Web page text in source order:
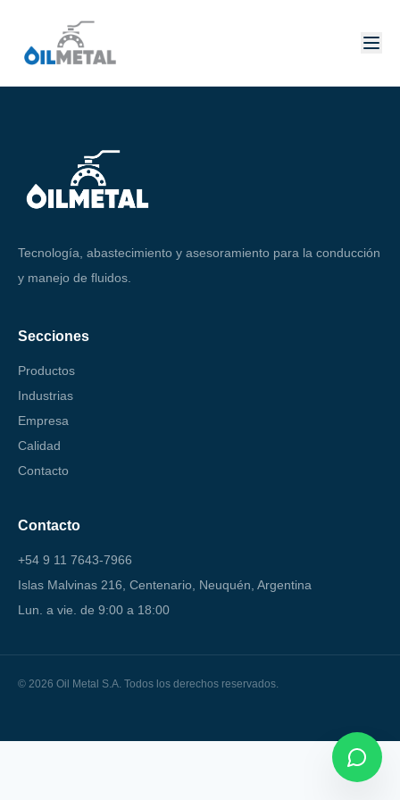
Tecnología, abastecimiento y asesoramiento para la conducción
y manejo de fluidos.
Secciones
Productos
Industrias
Empresa
Calidad
Contacto
Contacto
+54 9 11 7643-7966
Islas Malvinas 216, Centenario, Neuquén, Argentina
Lun. a vie. de 9:00 a 18:00
© 2026 Oil Metal S.A. Todos los derechos reservados.